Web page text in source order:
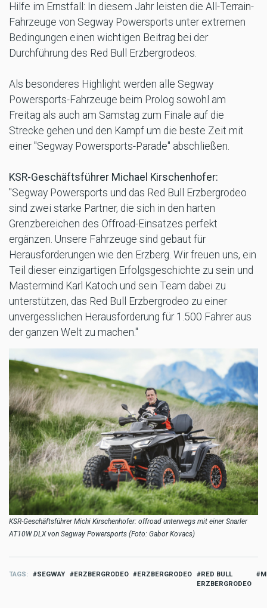
Hilfe im Ernstfall: In diesem Jahr leisten die All-Terrain-
Fahrzeuge von Segway Powersports unter extremen
Bedingungen einen wichtigen Beitrag bei der
Durchführung des Red Bull Erzbergrodeos.
Als besonderes Highlight werden alle Segway
Powersports-Fahrzeuge beim Prolog sowohl am
Freitag als auch am Samstag zum Finale auf die
Strecke gehen und den Kampf um die beste Zeit mit
einer "Segway Powersports-Parade" abschließen.
KSR-Geschäftsführer Michael Kirschenhofer:
"Segway Powersports und das Red Bull Erzbergrodeo
sind zwei starke Partner, die sich in den harten
Grenzbereichen des Offroad-Einsatzes perfekt
ergänzen. Unsere Fahrzeuge sind gebaut für
Herausforderungen wie den Erzberg. Wir freuen uns, ein
Teil dieser einzigartigen Erfolgsgeschichte zu sein und
Mastermind Karl Katoch und sein Team dabei zu
unterstützen, das Red Bull Erzbergrodeo zu einer
unvergesslichen Herausforderung für 1.500 Fahrer aus
der ganzen Welt zu machen."
KSR-Geschäftsführer Michi Kirschenhofer: offroad unterwegs mit einer Snarler
AT10W DLX von Segway Powersports (Foto: Gabor Kovacs)
TAGS SEGWAY ERZBERGRODEO ERZBERGRODEO
RED BULL
ERZBERGRODEO